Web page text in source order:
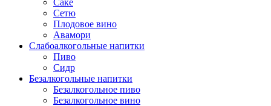
Саке
Сетю
Плодовое вино
Авамори
Слабоалкогольные напитки
Пиво
Сидр
Безалкогольные напитки
Безалкогольное пиво
Безалкогольное вино